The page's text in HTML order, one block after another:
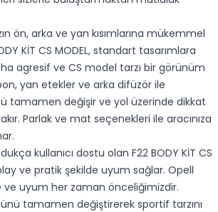
ön, arka ve yan kısımlarına mükemmel
KİT CS MODEL, standart tasarımlara
agresif ve CS model tarzı bir görünüm
yan etekler ve arka difüzör ile
tamamen değişir ve yol üzerinde dikkat
Parlak ve mat seçenekleri ile aracınıza
kullanıcı dostu olan F22 BODY KİT CS
ve pratik şekilde uyum sağlar. Opell
ve uyum her zaman önceliğimizdir.
tamamen değiştirerek sportif tarzını